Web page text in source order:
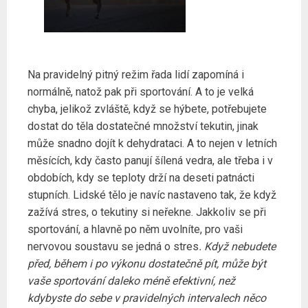
Na pravidelný pitný režim řada lidí zapomíná i
normálně, natož pak při sportování. A to je velká
chyba, jelikož zvláště, když se hýbete, potřebujete
dostat do těla dostatečné množství tekutin, jinak
může snadno dojít k dehydrataci. A to nejen v letních
měsících, kdy často panují šílená vedra, ale třeba i v
obdobích, kdy se teploty drží na deseti patnácti
stupních. Lidské tělo je navíc nastaveno tak, že když
zažívá stres, o tekutiny si neřekne. Jakkoliv se při
sportování, a hlavně po něm uvolníte, pro vaši
nervovou soustavu se jedná o stres. Když nebudete
před, během i po výkonu dostatečně pít, může být
vaše sportování daleko méně efektivní, než
kdybyste do sebe v pravidelných intervalech něco